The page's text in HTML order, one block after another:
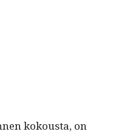
kok­ous­ta, on